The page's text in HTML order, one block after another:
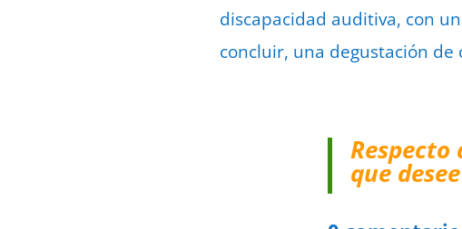
discapacidad auditiva, con
concluir, una degustación
que